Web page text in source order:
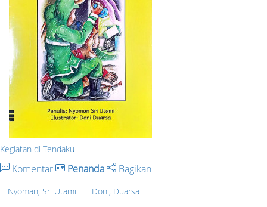
Kegiatan di Tendaku
Komentar Penanda Bagikan
Nyoman, Sri Utami Doni, Duarsa